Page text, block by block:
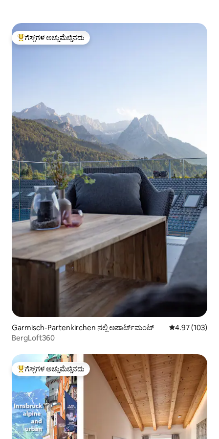
ಗೆಸ್ಟ್‌ಗಳಿಗೆ ಅತಿ ಹೆಚ್ಚು ಅಚ್ಚುಮೆಚ್ಚಿನದು
ಗೆಸ್ಟ್‌ಗಳ ಅಚ್ಚುಮೆಚ್ಚಿನದು
Garmisch-Partenkirchen ನಲ್ಲಿ ಅಪಾರ್ಟ್‌ಮಂಟ್ 5 ರಲ್ಲಿ 4.97
4.97 (103)
BergLoft360
ಗೆಸ್ಟ್‌ಗಳಿಗೆ ಅತಿ ಹೆಚ್ಚು ಅಚ್ಚುಮೆಚ್ಚಿನದು
ಗೆಸ್ಟ್‌ಗಳ ಅಚ್ಚುಮೆಚ್ಚಿನದು